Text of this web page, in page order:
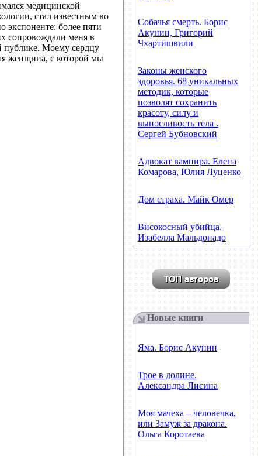
медицинской
стал известным во
экспоненте: более пяти
сопровождали меня в
публике. Моему сердцу
женщина, с которой мы
Собачья смерть. Борис
Акунин, Григорий
Чхартишвили
Законы женского
здоровья. 68 уникальных
методик, которые
позволят сохранить
красоту, силу и
выносливость тела .
Сергей Бубновский
Адвокат вампира. Елена
Комарова, Юлия Луценко
Дом страха. Майк Омер
Високосный убийца.
Изабелла Мальдонадо
Новые книги
Яма. Борис Акунин
Трое в долине.
Александра Лисина
Моя мачеха – человечка,
или Замуж за дракона.
Ольга Коротаева